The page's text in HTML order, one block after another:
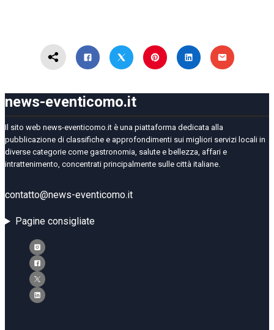
news-eventicomo.it
Il sito web news-eventicomo.it è una piattaforma dedicata alla
pubblicazione di classifiche e approfondimenti sui migliori servizi locali in
diverse categorie come gastronomia, salute e bellezza, affari e
intrattenimento, concentrati principalmente sulle città italiane.
contatto@news-eventicomo.it
Pagine consigliate